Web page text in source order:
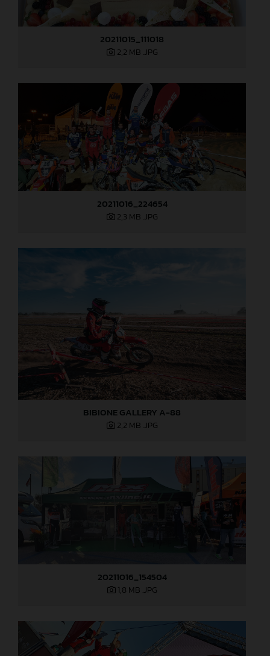
20211015_111018
2,2 MB .JPG
20211016_224654
2,3 MB .JPG
BIBIONE GALLERY A-88
2,2 MB .JPG
20211016_154504
1,8 MB .JPG